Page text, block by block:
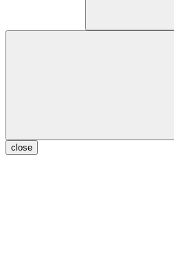
close